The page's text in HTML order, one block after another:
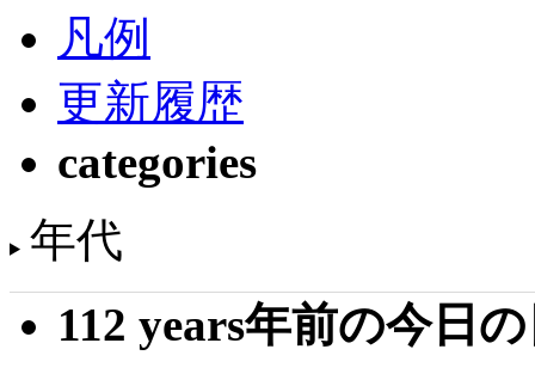
凡例
更新履歴
categories
年代
112 years年前の今日